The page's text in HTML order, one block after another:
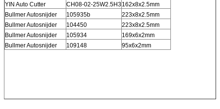
YIN Auto Cutter
CH08-02-25W2.5H3162x8x2.5mm
Bullmer Autosnijder
105935b
223x8x2.5mm
Bullmer Autosnijder
104450
223x8x2.5mm
Bullmer Autosnijder
105934
169x6x2mm
Bullmer Autosnijder
109148 95x6x2mm